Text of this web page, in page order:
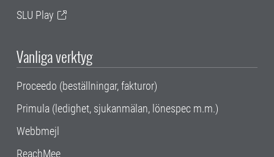
SLU Play
Vanliga verktyg
Proceedo (beställningar, fakturor)
Primula (ledighet, sjukanmälan, lönespec m.m.)
Webbmejl
ReachMee